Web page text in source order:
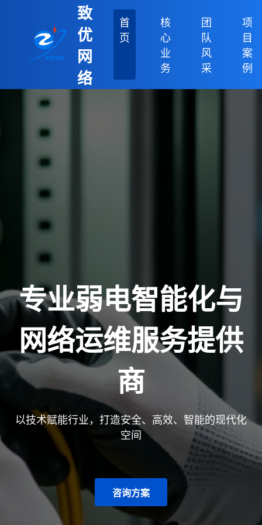
致
优
网
络
首
页
核
心
业
务
团
队
风
采
项
目
案
例
专业弱电智能化与
网络运维服务提供
商
以技术赋能行业，打造安全、高效、智能的现代化
空间
咨询方案